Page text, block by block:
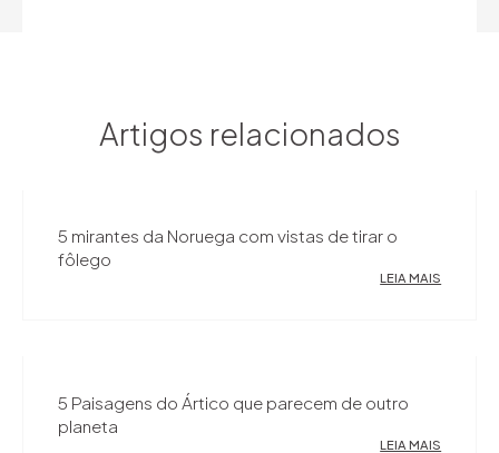
Artigos relacionados
5 mirantes da Noruega com vistas de tirar o
fôlego
LEIA MAIS
5 Paisagens do Ártico que parecem de outro
planeta
LEIA MAIS